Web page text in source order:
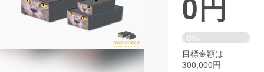
テクノロジー・ガジェット ゲーム・サ
映像・映画 書籍・雑誌
0%
目標金額は
300,000円